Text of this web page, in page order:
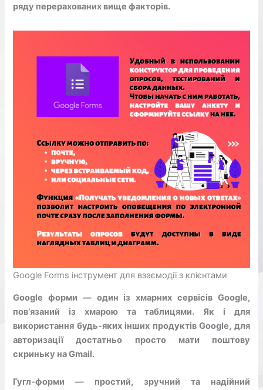
ряду перерахованих вище факторів.
Google Forms інструмент для взаємодії з клієнтами
Google форми — один із хмарних сервісів Google,
пов’язаний із хмарою та таблицями. Як і для
використання будь-яких інших продуктів Google, для
авторизації достатньо просто мати поштову
скриньку на Gmail.
Гугл-форми — простий, зручний та надійний